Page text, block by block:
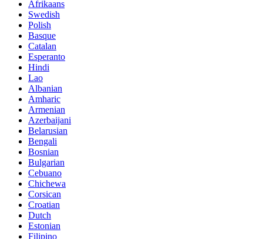
Afrikaans
Swedish
Polish
Basque
Catalan
Esperanto
Hindi
Lao
Albanian
Amharic
Armenian
Azerbaijani
Belarusian
Bengali
Bosnian
Bulgarian
Cebuano
Chichewa
Corsican
Croatian
Dutch
Estonian
Filipino